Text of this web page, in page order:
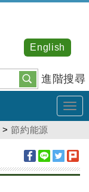
進階搜尋
English
>節約能源